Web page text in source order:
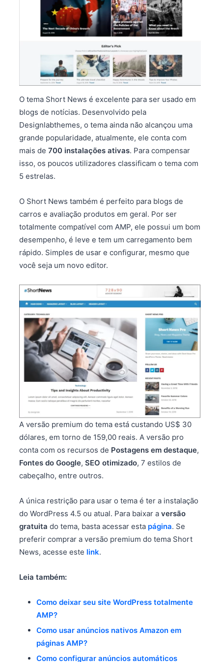
O tema Short News é excelente para ser usado em
blogs de notícias. Desenvolvido pela
Designlabthemes, o tema ainda não alcançou uma
grande popularidade, atualmente, ele conta com
mais de 700 instalações ativas. Para compensar
isso, os poucos utilizadores classificam o tema com
5 estrelas.
O Short News também é perfeito para blogs de
carros e avaliação produtos em geral. Por ser
totalmente compatível com AMP, ele possui um bom
desempenho, é leve e tem um carregamento bem
rápido. Simples de usar e configurar, mesmo que
você seja um novo editor.
A versão premium do tema está custando US$ 30
dólares, em torno de 159,00 reais. A versão pro
conta com os recursos de Postagens em destaque,
Fontes do Google, SEO otimizado, 7 estilos de
cabeçalho, entre outros.
A única restrição para usar o tema é ter a instalação
do WordPress 4.5 ou atual. Para baixar a versão
gratuita do tema, basta acessar esta página. Se
preferir comprar a versão premium do tema Short
News, acesse este link.
Leia também:
Como deixar seu site WordPress totalmente
AMP?
Como usar anúncios nativos Amazon em
páginas AMP?
Como configurar anúncios automáticos